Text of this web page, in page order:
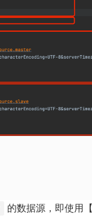
的数据源，即使用